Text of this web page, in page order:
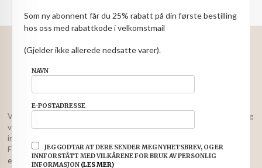
Valuta
FRAKT
NYHETSBREV
Vår nettbutikk bruker cookies slik at du får en bedre kjøpsopplevelse og
vi kan yte deg bedre service. Vi bruker cookies hovedsaklig til å lagre
innloggingsdetaljer og huske hva du har puttet i handlekurven din.
Fortsett å bruke siden som normalt om du godtar dette.Les mer
endre innstillinger for cookies.
Som ny abonnent får du 25% rabatt på din første bestilling
hos oss med rabattkode i velkomstmail
(Gjelder ikke allerede nedsatte varer).
NAVN
E-POSTADRESSE
JEG GODTAR AT DERE SENDER MEG NYHETSBREV, OG ER
INNFORSTÅTT MED VILKÅRENE FOR BRUK AV PERSONLIG
INFORMASJON (LES MER)